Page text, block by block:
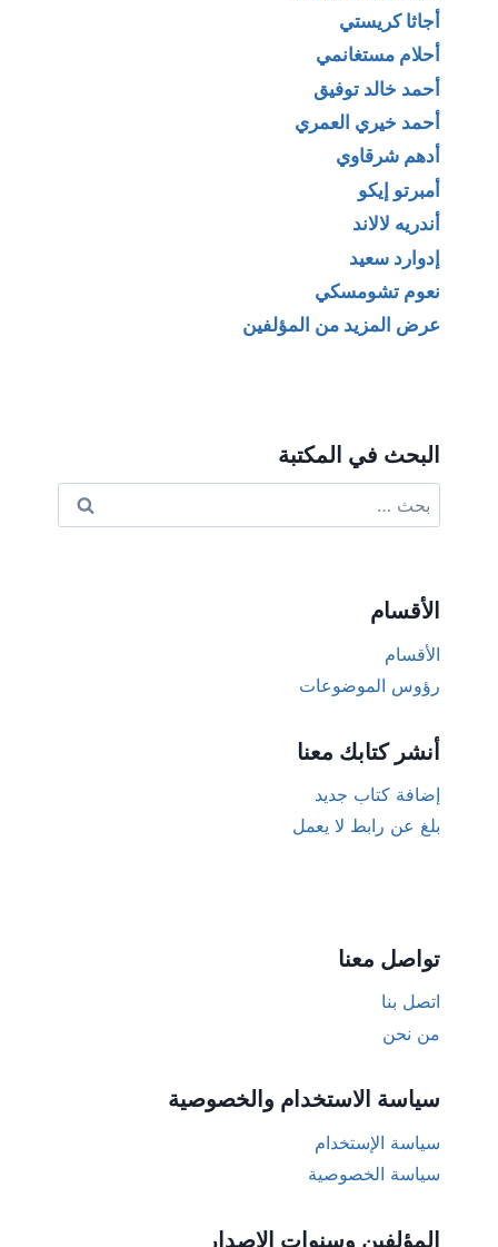
أجاثا كريستي
أحلام مستغانمي
أحمد خالد توفيق
أحمد خيري العمري
أدهم شرقاوي
أمبرتو إيكو
أندريه لالاند
إدوارد سعيد
نعوم تشومسكي
عرض المزيد من المؤلفين
البحث في المكتبة
عن:
الأقسام
الأقسام
رؤوس الموضوعات
أنشر كتابك معنا
إضافة كتاب جديد
بلغ عن رابط لا يعمل
تواصل معنا
اتصل بنا
من نحن
سياسة الاستخدام والخصوصية
سياسة الإستخدام
سياسة الخصوصية
المؤلفين وسنوات الإصدار